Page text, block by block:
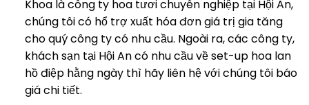
Khoa là công ty hoa tươi chuyên nghiệp tại Hội An,
chúng tôi có hổ trợ xuất hóa đơn giá trị gia tăng
cho quý công ty có nhu cầu. Ngoài ra, các công ty,
khách sạn tại Hội An có nhu cầu về set-up hoa lan
hồ điệp hằng ngày thì hãy liên hệ với chúng tôi báo
giá chi tiết.